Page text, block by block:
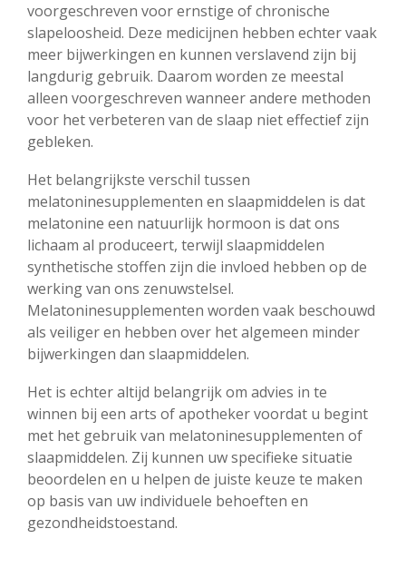
voorgeschreven voor ernstige of chronische
slapeloosheid. Deze medicijnen hebben echter vaak
meer bijwerkingen en kunnen verslavend zijn bij
langdurig gebruik. Daarom worden ze meestal
alleen voorgeschreven wanneer andere methoden
voor het verbeteren van de slaap niet effectief zijn
gebleken.
Het belangrijkste verschil tussen
melatoninesupplementen en slaapmiddelen is dat
melatonine een natuurlijk hormoon is dat ons
lichaam al produceert, terwijl slaapmiddelen
synthetische stoffen zijn die invloed hebben op de
werking van ons zenuwstelsel.
Melatoninesupplementen worden vaak beschouwd
als veiliger en hebben over het algemeen minder
bijwerkingen dan slaapmiddelen.
Het is echter altijd belangrijk om advies in te
winnen bij een arts of apotheker voordat u begint
met het gebruik van melatoninesupplementen of
slaapmiddelen. Zij kunnen uw specifieke situatie
beoordelen en u helpen de juiste keuze te maken
op basis van uw individuele behoeften en
gezondheidstoestand.